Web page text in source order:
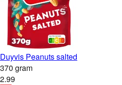
Duyvis Peanuts salted
370 gram
2.99